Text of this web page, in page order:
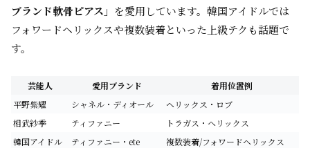
ブランド軟骨ピアス 」を愛用しています。韓国アイドルでは
フォワードヘリックスや複数装着といった上級テクも話題で
す。
芸能人 愛用ブランド
着用位置例
平野紫耀
シャネル・ディオール
ヘリックス・ロブ
相武紗季
ティファニー
トラガス・ヘリックス
韓国アイドル
ティファニー・ete 複数装着/フォワードヘリックス